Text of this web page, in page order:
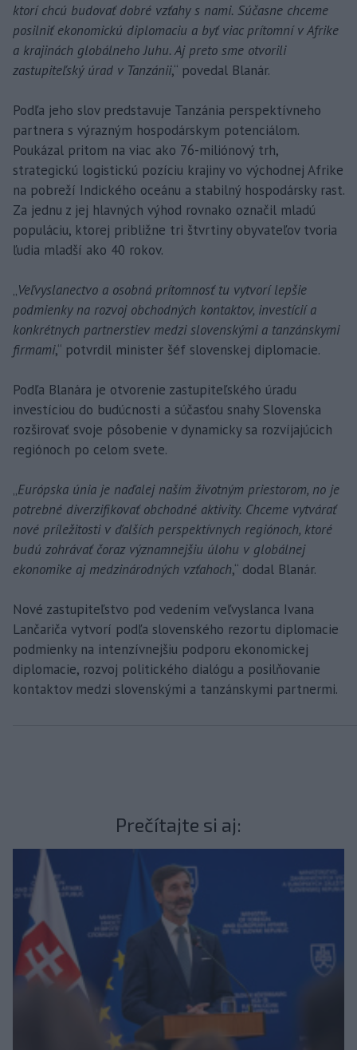
ktorí chcú budovať dobré vzťahy s nami. Súčasne chceme
posilniť ekonomickú diplomaciu a byť viac prítomní v Afrike
a krajinách globálneho Juhu. Aj preto sme otvorili
zastupiteľský úrad v Tanzánii,“ povedal Blanár.
Podľa jeho slov predstavuje Tanzánia perspektívneho
partnera s výrazným hospodárskym potenciálom.
Poukázal pritom na viac ako 76-miliónový trh,
strategickú logistickú pozíciu krajiny vo východnej Afrike
na pobreží Indického oceánu a stabilný hospodársky rast.
Za jednu z jej hlavných výhod rovnako označil mladú
populáciu, ktorej približne tri štvrtiny obyvateľov tvoria
ľudia mladší ako 40 rokov.
„Veľvyslanectvo a osobná prítomnosť tu vytvorí lepšie
podmienky na rozvoj obchodných kontaktov, investícií a
konkrétnych partnerstiev medzi slovenskými a tanzánskymi
firmami,“ potvrdil minister šéf slovenskej diplomacie.
Podľa Blanára je otvorenie zastupiteľského úradu
investíciou do budúcnosti a súčasťou snahy Slovenska
rozširovať svoje pôsobenie v dynamicky sa rozvíjajúcich
regiónoch po celom svete.
„Európska únia je naďalej naším životným priestorom, no je
potrebné diverzifikovať obchodné aktivity. Chceme vytvárať
nové príležitosti v ďalších perspektívnych regiónoch, ktoré
budú zohrávať čoraz významnejšiu úlohu v globálnej
ekonomike aj medzinárodných vzťahoch,“ dodal Blanár.
Nové zastupiteľstvo pod vedením veľvyslanca Ivana
Lančariča vytvorí podľa slovenského rezortu diplomacie
podmienky na intenzívnejšiu podporu ekonomickej
diplomacie, rozvoj politického dialógu a posilňovanie
kontaktov medzi slovenskými a tanzánskymi partnermi.
Prečítajte si aj: